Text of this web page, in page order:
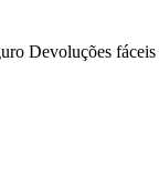
Devoluções fáceis